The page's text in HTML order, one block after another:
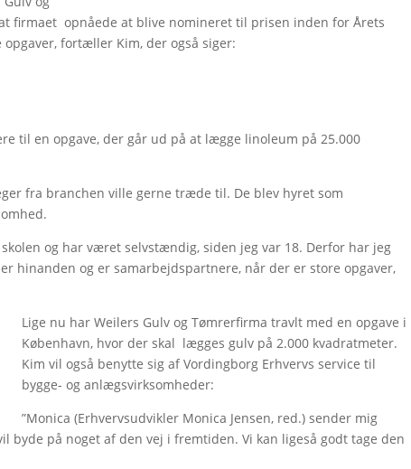
firmaet opnåede at blive nomineret til prisen inden for Årets
fortæller Kim, der også siger:
til en opgave, der går ud på at lægge linoleum på 25.000
fra branchen ville gerne træde til. De blev hyret som
og har været selvstændig, siden jeg var 18. Derfor har jeg
hinanden og er samarbejdspartnere, når der er store opgaver,
Lige nu har Weilers Gulv og Tømrerfirma travlt med en opgave i
København, hvor der skal lægges gulv på 2.000 kvadratmeter.
Kim vil også benytte sig af Vordingborg Erhvervs service til
bygge- og anlægsvirksomheder:
”Monica (Erhvervsudvikler Monica Jensen, red.) sender mig
byde på noget af den vej i fremtiden. Vi kan ligeså godt tage den